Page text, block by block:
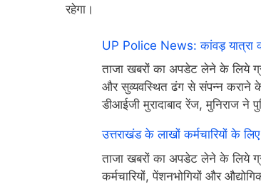
रहेगा।
UP Police News: कांवड़ यात्रा
ताजा खबरों का अपडेट लेने के लिये
और सुव्यवस्थित ढंग से संपन्न कराने
डीआईजी मुरादाबाद रेंज, मुनिराज ने
उत्तराखंड के लाखों कर्मचारियों के
ताजा खबरों का अपडेट लेने के लिये
कर्मचारियों, पेंशनभोगियों और